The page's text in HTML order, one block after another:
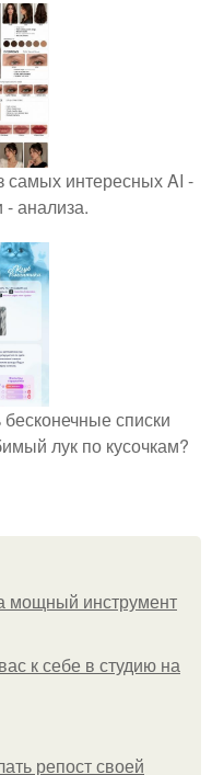
самых интересных AI -
анализа.
списки
лук по кусочкам?
мощный инструмент
к себе в студию на
репост своей